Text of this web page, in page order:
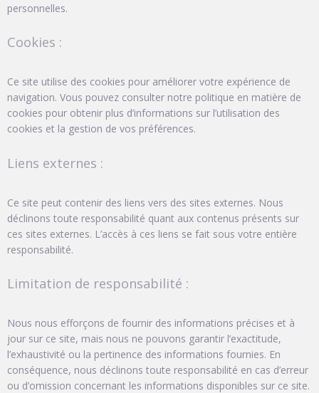
personnelles.
Cookies :
Ce site utilise des cookies pour améliorer votre expérience de
navigation. Vous pouvez consulter notre politique en matière de
cookies pour obtenir plus d’informations sur l’utilisation des
cookies et la gestion de vos préférences.
Liens externes :
Ce site peut contenir des liens vers des sites externes. Nous
déclinons toute responsabilité quant aux contenus présents sur
ces sites externes. L’accès à ces liens se fait sous votre entière
responsabilité.
Limitation de responsabilité :
Nous nous efforçons de fournir des informations précises et à
jour sur ce site, mais nous ne pouvons garantir l’exactitude,
l’exhaustivité ou la pertinence des informations fournies. En
conséquence, nous déclinons toute responsabilité en cas d’erreur
ou d’omission concernant les informations disponibles sur ce site.